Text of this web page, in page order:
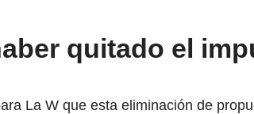
quitado el
La W que esta eliminación de